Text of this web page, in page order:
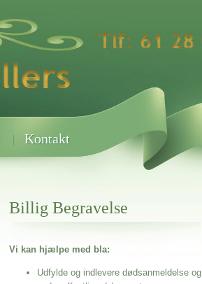
Kontakt
Billig Begravelse
Vi kan hjælpe med bla:
Udfylde og indlevere dødsanmeldelse og